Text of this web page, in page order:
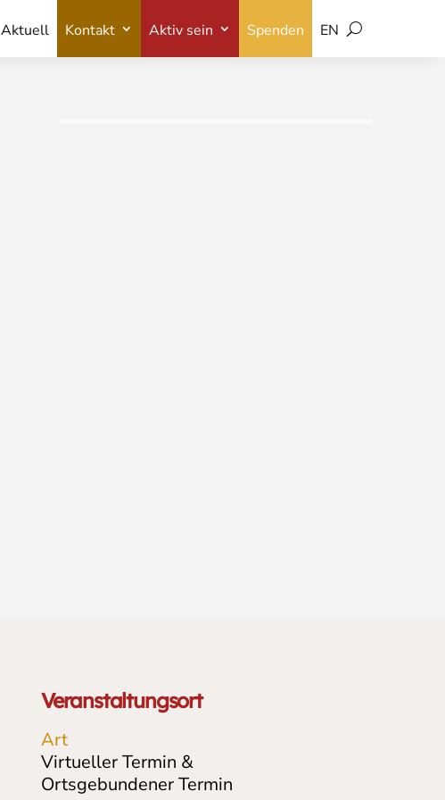
Aktuell Kontakt Aktiv sein Spenden EN
Aktuell Kontakt Aktiv sein Spenden EN
Veranstaltungsort
Art
Virtueller Termin &
Ortsgebundener Termin